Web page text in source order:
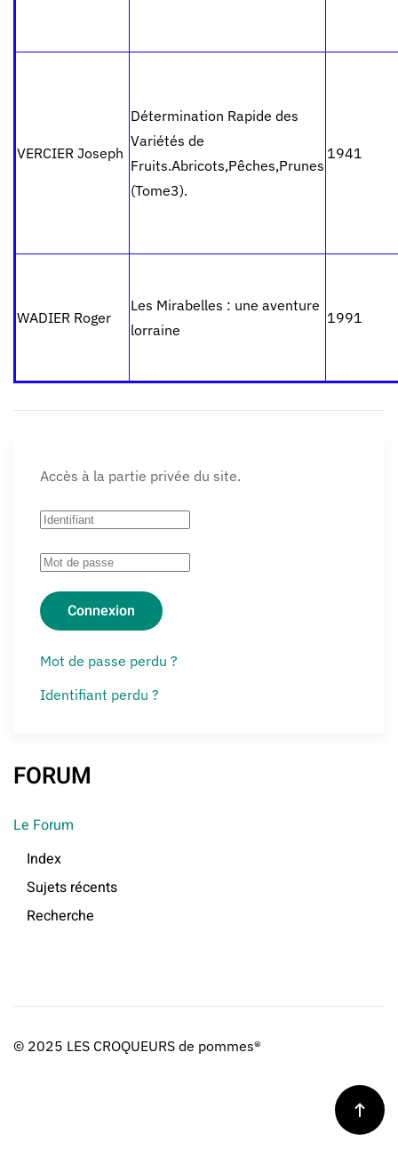
VERCIER Joseph
Détermination Rapide des
Variétés de
Fruits.Abricots,Pêches,Prunes
(Tome3).
1941
WADIER Roger
Les Mirabelles : une aventure
lorraine
1991
Accès à la partie privée du site.
Connexion
Mot de passe perdu ?
Identifiant perdu ?
FORUM
Le Forum
Index
Sujets récents
Recherche
© 2025 LES CROQUEURS de pommes®